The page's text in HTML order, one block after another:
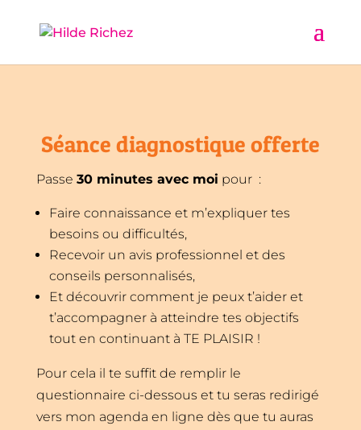
Séance diagnostique offerte
Passe 30 minutes avec moi pour :
Faire connaissance et m’expliquer tes
besoins ou difficultés,
Recevoir un avis professionnel et des
conseils personnalisés,
Et découvrir comment je peux t’aider et
t’accompagner à atteindre tes objectifs
tout en continuant à TE PLAISIR !
Pour cela il te suffit de remplir le
questionnaire ci-dessous et tu seras redirigé
vers mon agenda en ligne dès que tu auras